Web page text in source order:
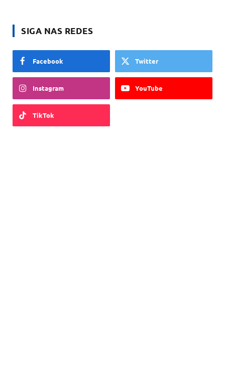
SIGA NAS REDES
Facebook Twitter
Instagram YouTube
TikTok